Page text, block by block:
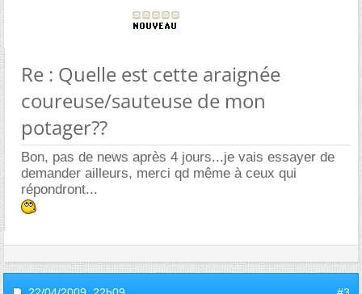
Re : Quelle est cette araignée
coureuse/sauteuse de mon
potager??
Bon, pas de news après 4 jours...je vais essayer de
demander ailleurs, merci qd même à ceux qui
répondront...